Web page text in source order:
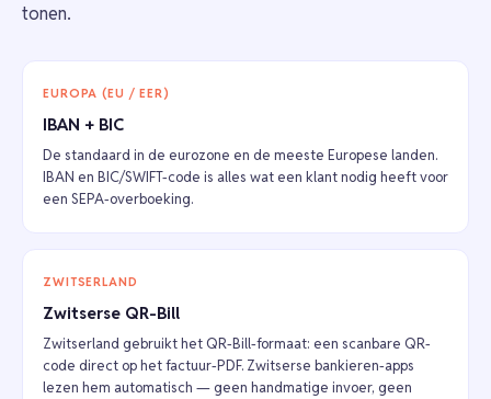
tonen.
EUROPA (EU / EER)
IBAN + BIC
De standaard in de eurozone en de meeste Europese landen.
IBAN en BIC/SWIFT-code is alles wat een klant nodig heeft voor
een SEPA-overboeking.
ZWITSERLAND
Zwitserse QR-Bill
Zwitserland gebruikt het QR-Bill-formaat: een scanbare QR-
code direct op het factuur-PDF. Zwitserse bankieren-apps
lezen hem automatisch — geen handmatige invoer, geen